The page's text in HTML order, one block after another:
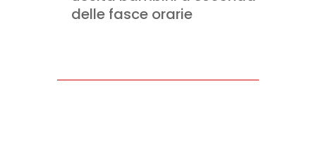
delle fasce orarie